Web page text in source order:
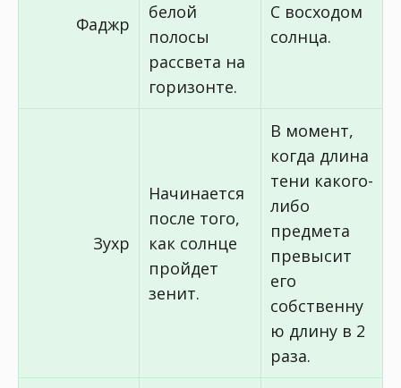
Фаджр
белой
полосы
рассвета на
горизонте.
С восходом
солнца.
Зухр
Начинается
после того,
как солнце
пройдет
зенит.
В момент,
когда длина
тени какого-
либо
предмета
превысит
его
собственну
ю длину в 2
раза.